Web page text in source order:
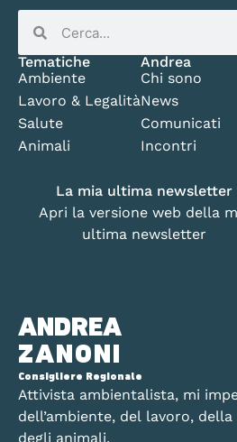
ANDREA
ZANONI
Consigliere Regionale
Attivista ambientalista, mi
dell’ambiente, del lavoro,
degli animali.
Tematiche
Ambiente
Lavoro & Legalità
Salute
Animali
Andrea
Chi sono
News
Comunicati
Incontri
La mia ultima newsletter
Apri la versione web della
ultima newsletter